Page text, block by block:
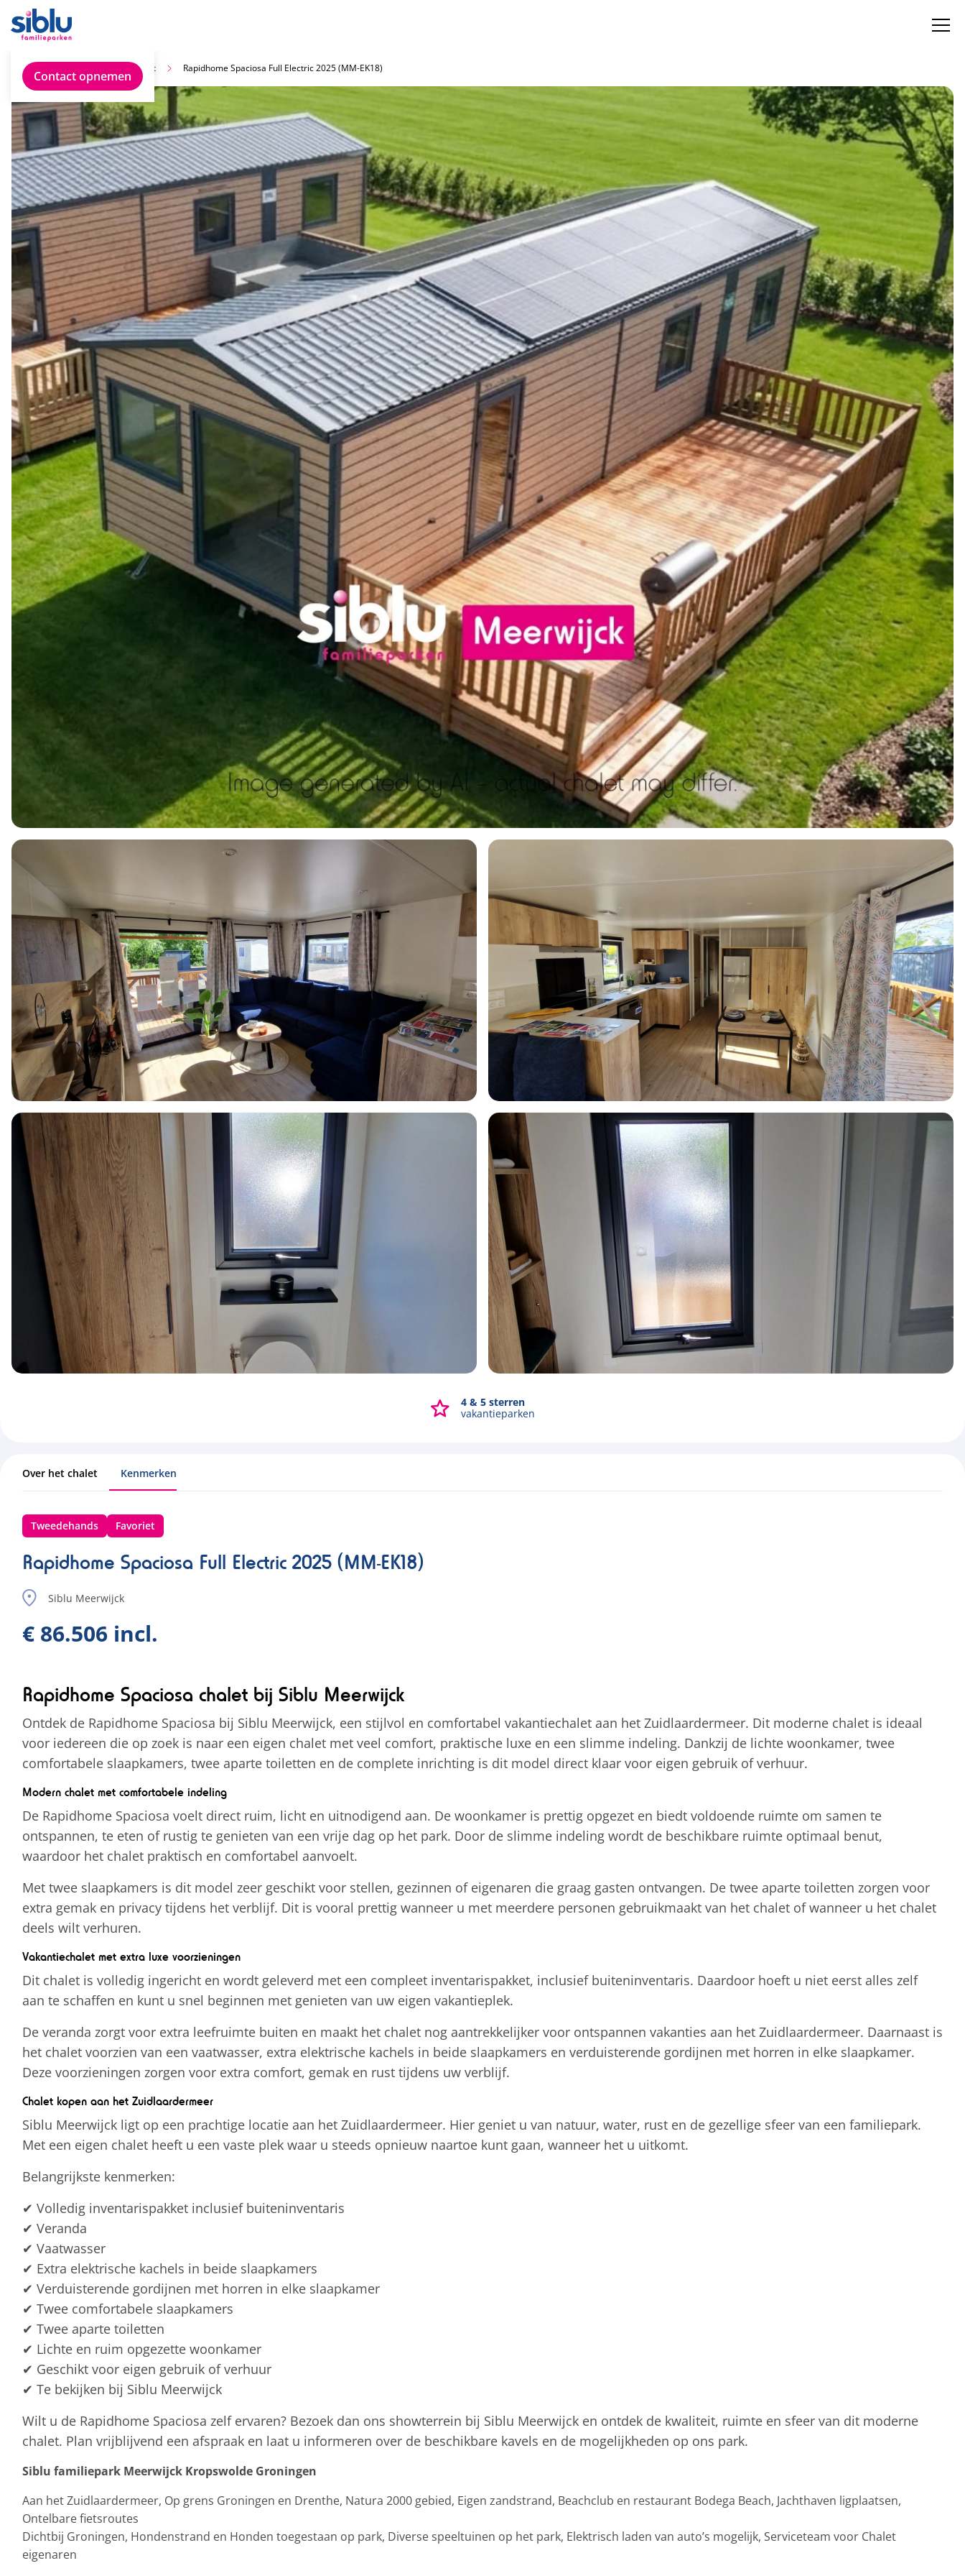
Contact opnemen
Vind jouw ideale chalet Rapidhome Spaciosa Full Electric 2025 (MM-EK18)
Bekijk alle foto's
4 & 5 sterren
vakantieparken
Over het chalet Kenmerken
Tweedehands Favoriet
Rapidhome Spaciosa Full Electric 2025 (MM-EK18)
Siblu Meerwijck
€ 86.506 incl.
Rapidhome Spaciosa chalet bij Siblu Meerwijck
Ontdek de Rapidhome Spaciosa bij Siblu Meerwijck, een stijlvol en comfortabel vakantiechalet aan het Zuidlaardermeer. Dit moderne chalet is ideaal
voor iedereen die op zoek is naar een eigen chalet met veel comfort, praktische luxe en een slimme indeling. Dankzij de lichte woonkamer, twee
comfortabele slaapkamers, twee aparte toiletten en de complete inrichting is dit model direct klaar voor eigen gebruik of verhuur.
Modern chalet met comfortabele indeling
De Rapidhome Spaciosa voelt direct ruim, licht en uitnodigend aan. De woonkamer is prettig opgezet en biedt voldoende ruimte om samen te
ontspannen, te eten of rustig te genieten van een vrije dag op het park. Door de slimme indeling wordt de beschikbare ruimte optimaal benut,
waardoor het chalet praktisch en comfortabel aanvoelt.
Met twee slaapkamers is dit model zeer geschikt voor stellen, gezinnen of eigenaren die graag gasten ontvangen. De twee aparte toiletten zorgen voor
extra gemak en privacy tijdens het verblijf. Dit is vooral prettig wanneer u met meerdere personen gebruikmaakt van het chalet of wanneer u het chalet
deels wilt verhuren.
Vakantiechalet met extra luxe voorzieningen
Dit chalet is volledig ingericht en wordt geleverd met een compleet inventarispakket, inclusief buiteninventaris. Daardoor hoeft u niet eerst alles zelf
aan te schaffen en kunt u snel beginnen met genieten van uw eigen vakantieplek.
De veranda zorgt voor extra leefruimte buiten en maakt het chalet nog aantrekkelijker voor ontspannen vakanties aan het Zuidlaardermeer. Daarnaast is
het chalet voorzien van een vaatwasser, extra elektrische kachels in beide slaapkamers en verduisterende gordijnen met horren in elke slaapkamer.
Deze voorzieningen zorgen voor extra comfort, gemak en rust tijdens uw verblijf.
Chalet kopen aan het Zuidlaardermeer
Siblu Meerwijck ligt op een prachtige locatie aan het Zuidlaardermeer. Hier geniet u van natuur, water, rust en de gezellige sfeer van een familiepark.
Met een eigen chalet heeft u een vaste plek waar u steeds opnieuw naartoe kunt gaan, wanneer het u uitkomt.
Belangrijkste kenmerken:
✔ Volledig inventarispakket inclusief buiteninventaris
✔ Veranda
✔ Vaatwasser
✔ Extra elektrische kachels in beide slaapkamers
✔ Verduisterende gordijnen met horren in elke slaapkamer
✔ Twee comfortabele slaapkamers
✔ Twee aparte toiletten
✔ Lichte en ruim opgezette woonkamer
✔ Geschikt voor eigen gebruik of verhuur
✔ Te bekijken bij Siblu Meerwijck
Wilt u de Rapidhome Spaciosa zelf ervaren? Bezoek dan ons showterrein bij Siblu Meerwijck en ontdek de kwaliteit, ruimte en sfeer van dit moderne
chalet. Plan vrijblijvend een afspraak en laat u informeren over de beschikbare kavels en de mogelijkheden op ons park.
Siblu familiepark Meerwijck Kropswolde Groningen
Aan het Zuidlaardermeer, Op grens Groningen en Drenthe, Natura 2000 gebied, Eigen zandstrand, Beachclub en restaurant Bodega Beach, Jachthaven ligplaatsen,
Ontelbare fietsroutes
Dichtbij Groningen, Hondenstrand en Honden toegestaan op park, Diverse speeltuinen op het park, Elektrisch laden van auto’s mogelijk, Serviceteam voor Chalet
eigenaren